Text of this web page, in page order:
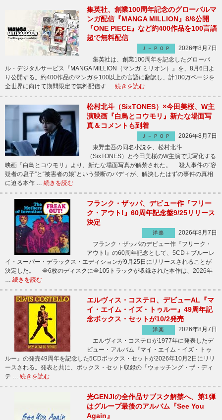
集英社、創業100周年記念のグローバルマ
ンガ配信『MANGA MILLION』8/6公開
『ONE PIECE』など約400作品を100言語
超で無料配信
Ｊ－ＰＯＰ
2026年8月7日
集英社は、創業100周年を記念したグローバ
ル・デジタルサービス『MANGA MILLION（マンガ ミリオン）』を、8月6日よ
り公開する。約400作品のマンガを100以上の言語に翻訳し、計100万ページを
全世界に向けて期間限定で無料配信す … 続きを読む
松村北斗（SixTONES）×今田美桜、W主
演映画『白鳥とコウモリ』新たな場面写
真＆コメントも到着
Ｊ－ＰＯＰ
2026年8月7日
東野圭吾の同名小説を、松村北斗
（SixTONES）と今田美桜のW主演で実写化する
映画『白鳥とコウモリ』より、新たな場面写真が解禁された。 殺人事件の“容
疑者の息子”と“被害者の娘”という禁断のバディが、解決したはずの事件の真相
に迫る本作 … 続きを読む
フランク・ザッパ、デビュー作『フリー
ク・アウト!』60周年記念盤9/25リリース
決定
洋楽
2026年8月7日
フランク・ザッパのデビュー作『フリーク・
アウト!』の60周年記念として、5CD＋ブルーレ
イ・スーパー・デラックス・エディションが9月25日にリリースされることが
決定した。 全6枚のディスクに全105トラックが収録された本作は、2026年
… 続きを読む
エルヴィス・コステロ、デビューAL『マ
イ・エイム・イズ・トゥルー』49周年記
念ボックス・セットが10/2発売
洋楽
2026年8月7日
エルヴィス・コステロが1977年に発表したデ
ビュー・アルバム『マイ・エイム・イズ・トゥ
ルー』の発売49周年を記念した5CDボックス・セットが2026年10月2日にリリ
ースされる。発表と共に、ボックス・セット収録の「ウォッチング・ザ・ディ
テ … 続きを読む
光GENJIの全作品サブスク解禁へ、第1弾
はグループ最後のアルバム『See You
Again』